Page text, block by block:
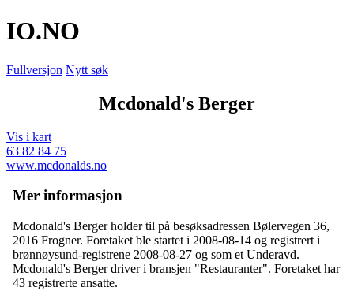
IO.NO
Fullversjon Nytt søk
Mcdonald's Berger
Vis i kart
63 82 84 75
www.mcdonalds.no
Mer informasjon
Mcdonald's Berger holder til på besøksadressen Bølervegen 36,
2016 Frogner. Foretaket ble startet i 2008-08-14 og registrert i
brønnøysund-registrene 2008-08-27 og som et Underavd.
Mcdonald's Berger driver i bransjen "Restauranter". Foretaket har
43 registrerte ansatte.